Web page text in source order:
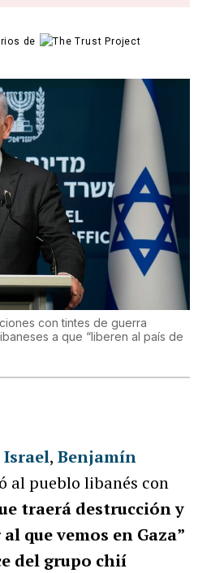
de
con tintes de guerra
a que “liberen al país de
Israel, Benjamín
al pueblo libanés con
traerá destrucción y
que vemos en Gaza”
del grupo chií